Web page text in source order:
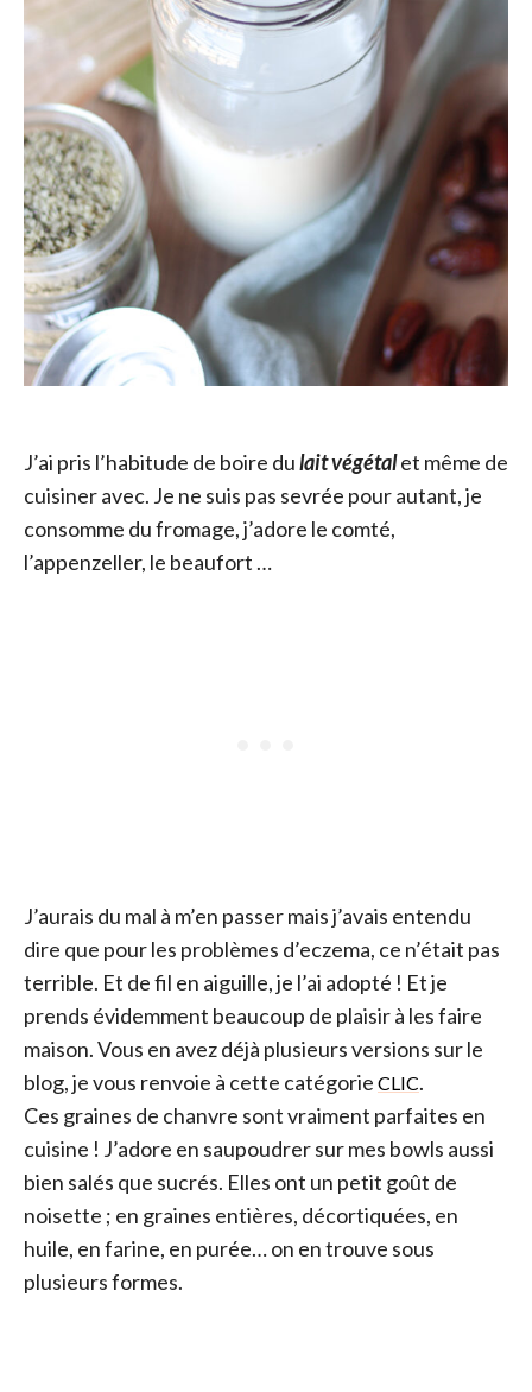
J’ai pris l’habitude de boire dulait végétalet même de
cuisiner avec. Je ne suis pas sevrée pour autant, je
consomme du fromage, j’adore le comté,
l’appenzeller, le beaufort …
J’aurais du mal à m’en passer mais j’avais entendu
dire que pour les problèmes d’eczema, ce n’était pas
terrible. Et de fil en aiguille, je l’ai adopté ! Et je
prends évidemment beaucoup de plaisir à les faire
maison. Vous en avez déjà plusieurs versions sur le
blog, je vous renvoie à cette catégorie CLIC.
Ces graines de chanvre sont vraiment parfaites en
cuisine ! J’adore en saupoudrer sur mes bowls aussi
bien salés que sucrés. Elles ont un petit goût de
noisette ; en graines entières, décortiquées, en
huile, en farine, en purée… on en trouve sous
plusieurs formes.